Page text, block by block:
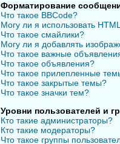
Форматирование
Что такое BBCode?
Могу ли я использовать
Что такое смайлики?
Могу ли я добавлять
Что такое важные
Что такое объявления?
Что такое прилепленные
Что такое закрытые темы?
Что такое значки тем?
Уровни пользователей и
Кто такие администраторы?
Кто такие модераторы?
Что такое группы